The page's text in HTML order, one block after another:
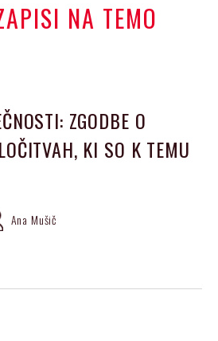
NA TEMO
ZGODBE O
KI SO K TEMU
Ana Mušič